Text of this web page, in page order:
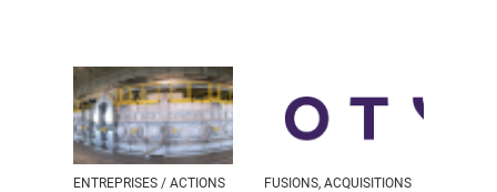
ENTREPRISES / ACTIONS FUSIONS, ACQUISITIONS